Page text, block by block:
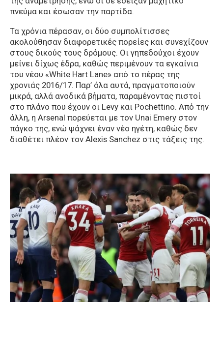
πνεύμα και έσωσαν την παρτίδα.
Τα χρόνια πέρασαν, οι δύο συμπολίτισσες
ακολούθησαν διαφορετικές πορείες και συνεχίζουν
στους δικούς τους δρόμους. Οι γηπεδούχοι έχουν
μείνει δίχως έδρα, καθώς περιμένουν τα εγκαίνια
του νέου «White Hart Lane» από το πέρας της
χρονιάς 2016/17. Παρ’ όλα αυτά, πραγματοποιούν
μικρά, αλλά ανοδικά βήματα, παραμένοντας πιστοί
στο πλάνο που έχουν οι Levy και Pochettino. Από την
άλλη, η Arsenal πορεύεται με τον Unai Emery στον
πάγκο της, ενώ ψάχνει έναν νέο ηγέτη, καθώς δεν
διαθέτει πλέον τον Alexis Sanchez στις τάξεις της.